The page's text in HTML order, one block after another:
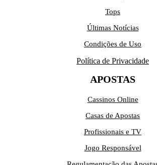
Tops
Últimas Notícias
Condições de Uso
Política de Privacidade
APOSTAS
Cassinos Online
Casas de Apostas
Profissionais e TV
Jogo Responsável